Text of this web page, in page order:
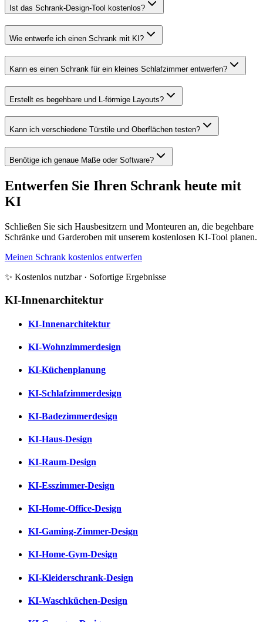
Ist das Schrank-Design-Tool kostenlos?
Wie entwerfe ich einen Schrank mit KI?
Kann es einen Schrank für ein kleines Schlafzimmer entwerfen?
Erstellt es begehbare und L-förmige Layouts?
Kann ich verschiedene Türstile und Oberflächen testen?
Benötige ich genaue Maße oder Software?
Entwerfen Sie Ihren Schrank heute mit
KI
Schließen Sie sich Hausbesitzern und Monteuren an, die begehbare
Schränke und Garderoben mit unserem kostenlosen KI-Tool planen.
Meinen Schrank kostenlos entwerfen
✨ Kostenlos nutzbar · Sofortige Ergebnisse
KI-Innenarchitektur
KI-Innenarchitektur
KI-Wohnzimmerdesign
KI-Küchenplanung
KI-Schlafzimmerdesign
KI-Badezimmerdesign
KI-Haus-Design
KI-Raum-Design
KI-Esszimmer-Design
KI-Home-Office-Design
KI-Gaming-Zimmer-Design
KI-Home-Gym-Design
KI-Kleiderschrank-Design
KI-Waschküchen-Design